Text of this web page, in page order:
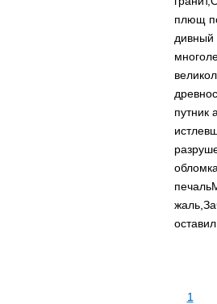
плющ
дивный
путник
печаль
жаль,
оставил,
1